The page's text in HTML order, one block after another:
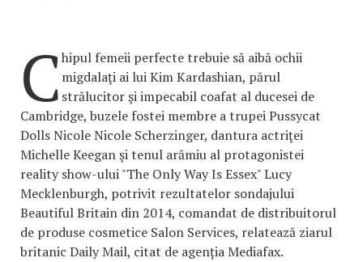
Chipul femeii perfecte trebuie să aibă ochii
migdalaţi ai lui Kim Kardashian, părul
strălucitor şi impecabil coafat al ducesei de
Cambridge, buzele fostei membre a trupei Pussycat
Dolls Nicole Nicole Scherzinger, dantura actriţei
Michelle Keegan şi tenul arămiu al protagonistei
reality show-ului "The Only Way Is Essex" Lucy
Mecklenburgh, potrivit rezultatelor sondajului
Beautiful Britain din 2014, comandat de distribuitorul
de produse cosmetice Salon Services, relatează ziarul
britanic Daily Mail, citat de agenția Mediafax.